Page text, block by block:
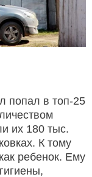
попал в топ-25
их 180 тыс.
К тому
ребенок. Ему